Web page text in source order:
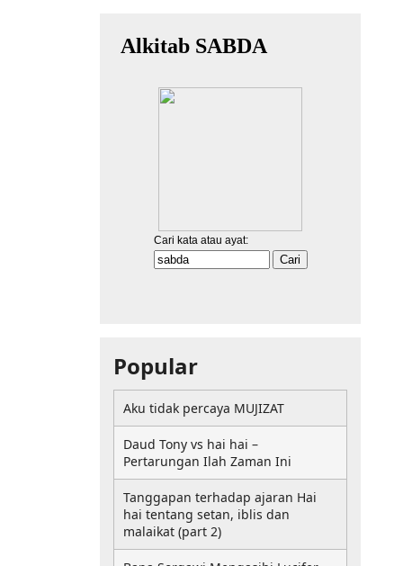
Popular
Aku tidak percaya MUJIZAT
Daud Tony vs hai hai –
Pertarungan Ilah Zaman Ini
Tanggapan terhadap ajaran Hai
hai tentang setan, iblis dan
malaikat (part 2)